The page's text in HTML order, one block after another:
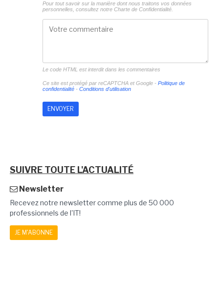
Pour tout savoir sur la manière dont nous traitons vos données
personnelles, consultez notre Charte de Confidentialité.
Le code HTML est interdit dans les commentaires
Ce site est protégé par reCAPTCHA et Google - Politique de
confidentialité- Conditions d'utilisation
SUIVRE TOUTE L'ACTUALITÉ
Newsletter
Recevez notre newsletter comme plus de 50 000
professionnels de l'IT!
JE M'ABONNE